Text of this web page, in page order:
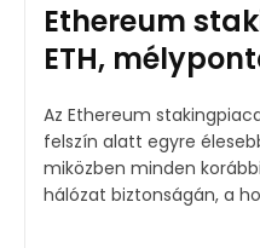
Ethereum
ETH,
Az Ethereum
felszín alatt egyre
miközben minden
hálózat biztonságán, a